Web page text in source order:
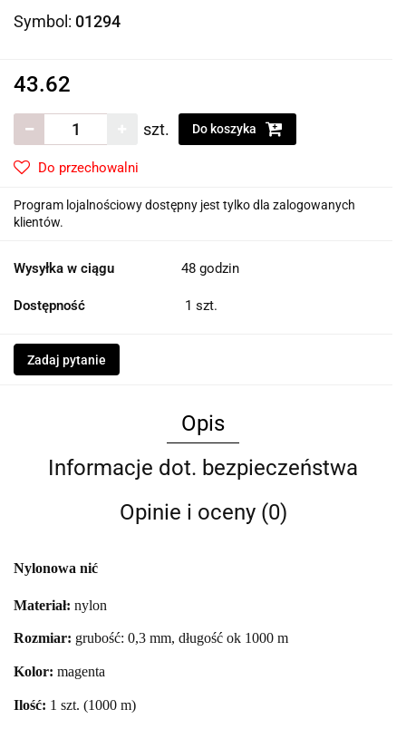
Symbol: 01294
43.62
szt. Do koszyka
Do przechowalni
Program lojalnościowy dostępny jest tylko dla zalogowanych
klientów.
Wysyłka w ciągu 48 godzin
Dostępność 1 szt.
Zadaj pytanie
Opis
Informacje dot. bezpieczeństwa
Opinie i oceny (0)
Nylonowa nić
Materiał: nylon
Rozmiar: grubość: 0,3 mm, długość ok 1000 m
Kolor: magenta
Ilość: 1 szt. (1000 m)